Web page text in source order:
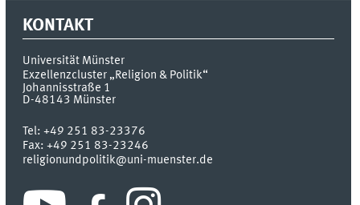
KONTAKT
Universität Münster
Exzellenzcluster „Religion & Politik“
Johannisstraße 1
D-48143 Münster
Tel:+49 251 83-23376
Fax:+49 251 83-23246
religionundpolitik@uni-muenster.de